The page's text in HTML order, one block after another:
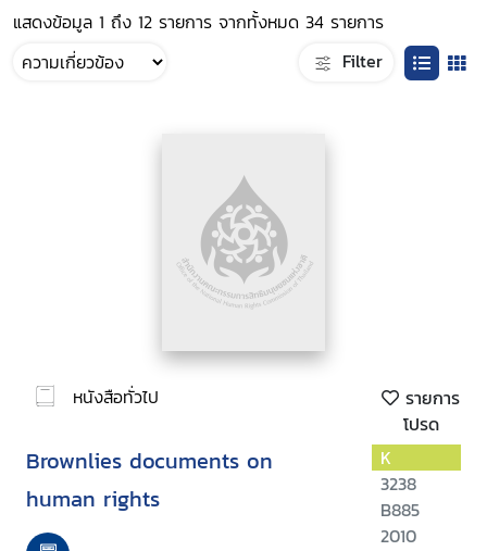
แสดงข้อมูล 1 ถึง 12 รายการ จากทั้งหมด 34 รายการ
Filter
หนังสือทั่วไป
รายการ
โปรด
Brownlies documents on
human rights
K
3238
B885
2010